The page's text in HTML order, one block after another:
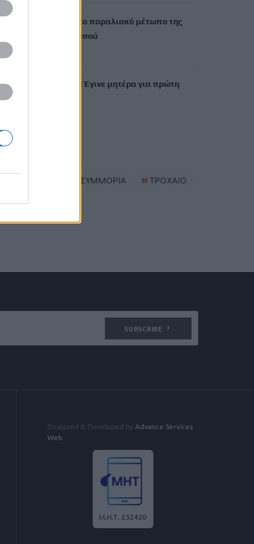
Μίνι χωματερή το παραλιακό μέτωπο της
Νέας Αλικαρνασσού
Λίλα Μπακλέση: Έγινε μητέρα για πρώτη
ΣΥΜΜΟΡΙΑ #ΤΡΟΧΑΙΟ
SUBSCRIBE
Designed & Developed by Advance Services
Web
Μ.Η.Τ. 232420